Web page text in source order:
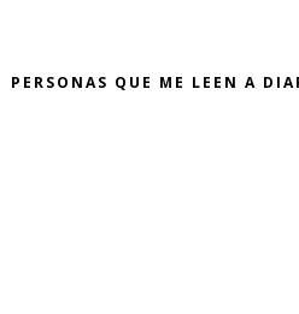
PERSONAS QUE ME LEEN A